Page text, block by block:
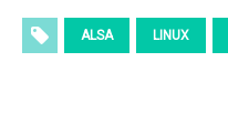
ALSA LINUX